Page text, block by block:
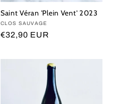
Saint Véran 'Plein Vent' 2023
Vendor:
CLOS SAUVAGE
Regular
€32,90 EUR